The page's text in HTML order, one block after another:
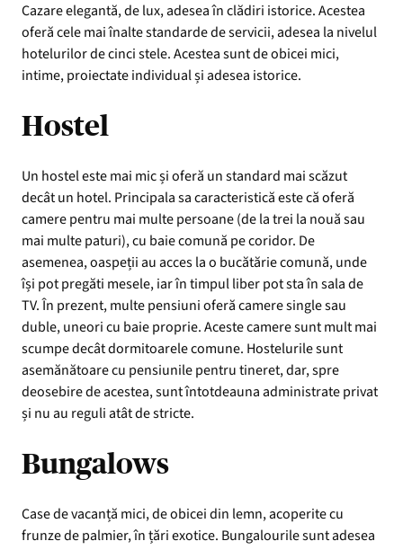
Cazare elegantă, de lux, adesea în clădiri istorice. Acestea
oferă cele mai înalte standarde de servicii, adesea la nivelul
hotelurilor de cinci stele. Acestea sunt de obicei mici,
intime, proiectate individual și adesea istorice.
Hostel
Un hostel este mai mic și oferă un standard mai scăzut
decât un hotel. Principala sa caracteristică este că oferă
camere pentru mai multe persoane (de la trei la nouă sau
mai multe paturi), cu baie comună pe coridor. De
asemenea, oaspeții au acces la o bucătărie comună, unde
își pot pregăti mesele, iar în timpul liber pot sta în sala de
TV. În prezent, multe pensiuni oferă camere single sau
duble, uneori cu baie proprie. Aceste camere sunt mult mai
scumpe decât dormitoarele comune. Hostelurile sunt
asemănătoare cu pensiunile pentru tineret, dar, spre
deosebire de acestea, sunt întotdeauna administrate privat
și nu au reguli atât de stricte.
Bungalows
Case de vacanță mici, de obicei din lemn, acoperite cu
frunze de palmier, în țări exotice. Bungalourile sunt adesea